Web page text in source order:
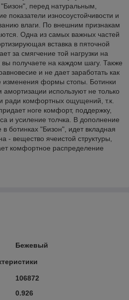
перед натуральным,
показатели износоустойчивости и
влаги. По внешним признакам
Одна из самых важных частей
вставка в пяточной
за смягчение той нагрузки на
получаете на каждом шагу. Также
и не дает заработать как
изменения формы стопы. Ботинки
используют не только
ради комфортных ощущений, т.к.
ноге комфорт, поддержку,
и усиление толчка. В дополнение
ботинках "Бизон", идет вкладная
- вещество ячеистой структуры,
комфортное распределение
Бежевый
106872
0.926